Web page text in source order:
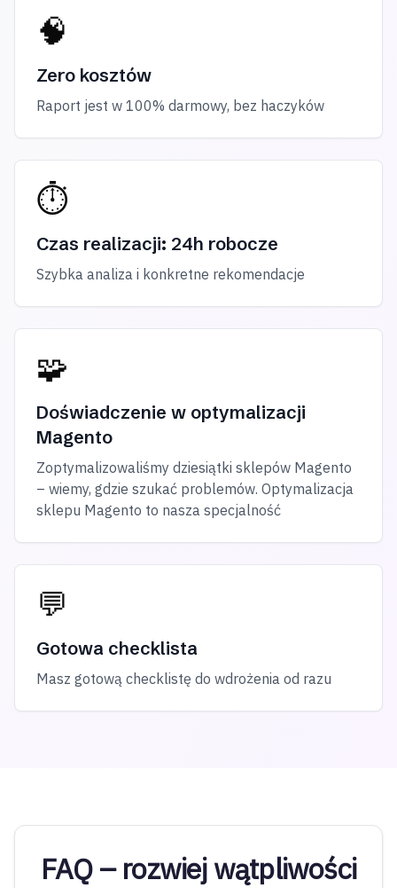
🧠
Zero kosztów
Raport jest w 100% darmowy, bez haczyków
⏱
Czas realizacji: 24h robocze
Szybka analiza i konkretne rekomendacje
🧩
Doświadczenie w optymalizacji
Magento
Zoptymalizowaliśmy dziesiątki sklepów Magento
– wiemy, gdzie szukać problemów. Optymalizacja
sklepu Magento to nasza specjalność
💬
Gotowa checklista
Masz gotową checklistę do wdrożenia od razu
FAQ – rozwiej wątpliwości